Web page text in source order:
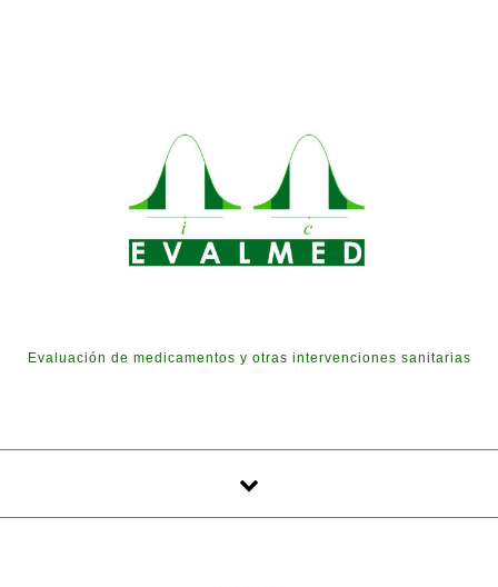
Evaluación de medicamentos y otras intervenciones sanitarias